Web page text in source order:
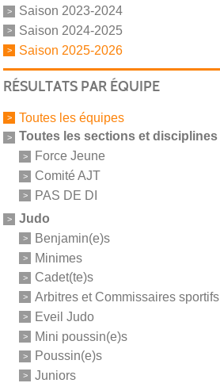
Saison 2023-2024
Saison 2024-2025
Saison 2025-2026
RÉSULTATS PAR ÉQUIPE
Toutes les équipes
Toutes les sections et disciplines
Force Jeune
Comité AJT
PAS DE DI
Judo
Benjamin(e)s
Minimes
Cadet(te)s
Arbitres et Commissaires sportifs
Eveil Judo
Mini poussin(e)s
Poussin(e)s
Juniors